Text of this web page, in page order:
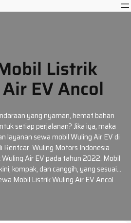
Listrik
EV Ancol
yang nyaman, hemat bahan
setiap perjalanan? Jika iya, maka
layanan sewa mobil Wuling Air EV di
Wuling Motors Indonesia
Air EV pada tahun 2022. Mobil
kompak, dan canggih, yang sesuai…
Mobil Listrik Wuling Air EV Ancol